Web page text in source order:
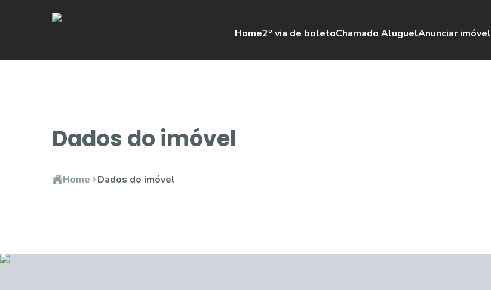
Home2º via de boletoChamado AluguelAnunciar imóvel
Dados do imóvel
Home Dados do imóvel